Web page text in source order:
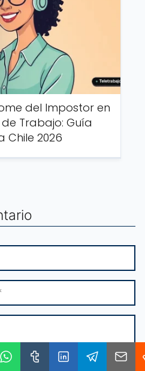
del Impostor en
Trabajo: Guía
Chile 2026